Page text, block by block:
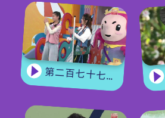
歷：每間學校都有不同特色，但大
玩耍，令波波更期待明年可以上學
【故事小手工】
只需要簡單材料如顏色紙、兩腳釘
第二百七十七集 - 【玩轉星期五】 蝴蝶變變變